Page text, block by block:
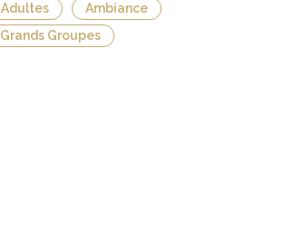
Adultes
Ambiance
Grands Groupes